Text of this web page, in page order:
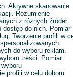
Aktywne skanowanie
Rozumienie
z różnych źródeł.
dostęp do nich. Pomiar
Tworzenie profili w
do wyboru reklam.
treści. Pomiar
profili w celu doboru